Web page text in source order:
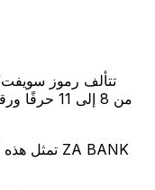
تتألف رموز